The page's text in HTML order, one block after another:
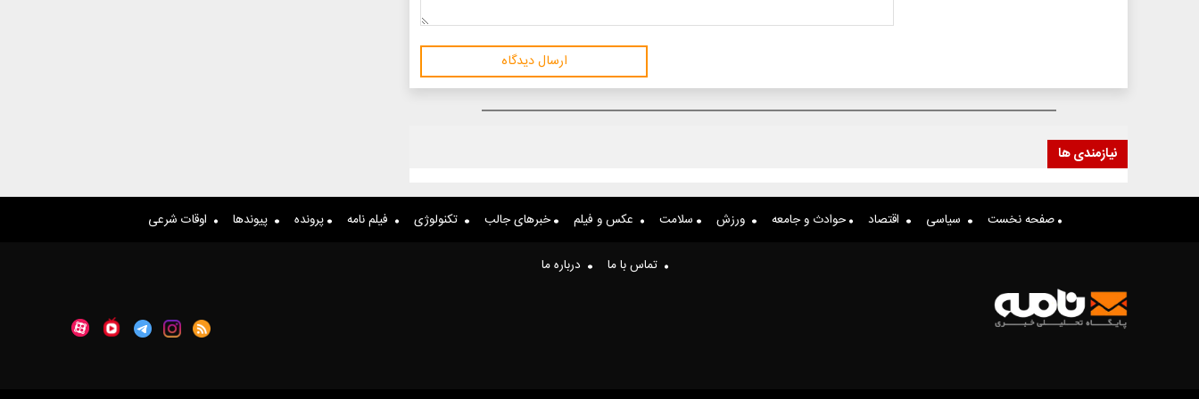
ارسال دیدگاه
نیازمندی ها
صفحه نخست سیاسی اقتصاد حوادث و جامعه ورزش سلامت عکس و فیلم خبرهای جالب تکنولوژی فیلم نامه پرونده پیوندها اوقات شرعی
تماس با ما درباره ما